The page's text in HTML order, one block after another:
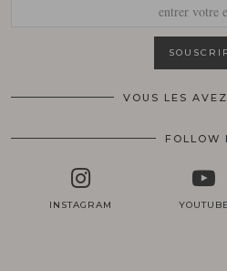
VOUS LES
FOLLOW
INSTAGRAM YOUTUBE